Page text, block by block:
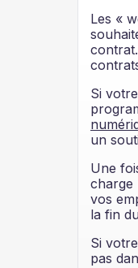
Les «
Si
un
Une
charge
vos
la fin
Si
pas